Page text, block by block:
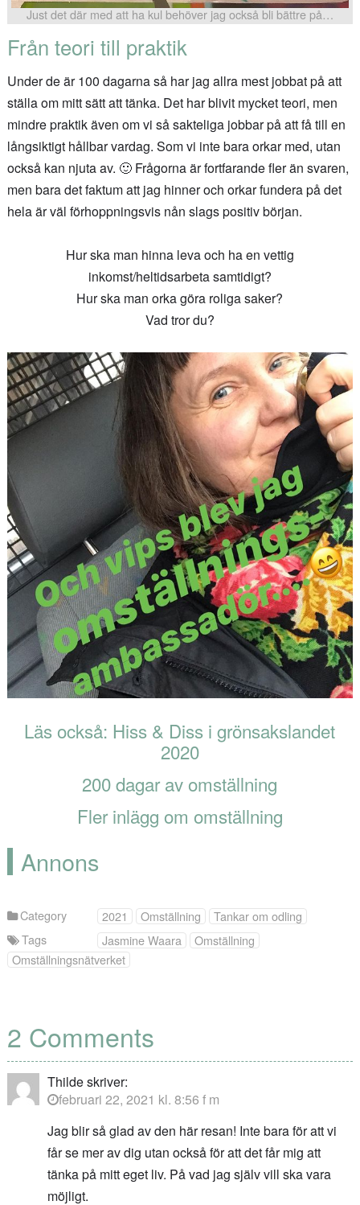
Just det där med att ha kul behöver jag också bli bättre på…
Från teori till praktik
Under de är 100 dagarna så har jag allra mest jobbat på att
ställa om mitt sätt att tänka. Det har blivit mycket teori, men
mindre praktik även om vi så sakteliga jobbar på att få till en
långsiktigt hållbar vardag. Som vi inte bara orkar med, utan
också kan njuta av. 🙂 Frågorna är fortfarande fler än svaren,
men bara det faktum att jag hinner och orkar fundera på det
hela är väl förhoppningsvis nån slags positiv början.
Hur ska man hinna leva och ha en vettig
inkomst/heltidsarbeta samtidigt?
Hur ska man orka göra roliga saker?
Vad tror du?
Läs också: Hiss & Diss i grönsakslandet
2020
200 dagar av omställning
Fler inlägg om omställning
Annons
Category 2021 Omställning
Tankar om odling
Tags
Jasmine Waara
Omställning
Omställningsnätverket
2 Comments
Thildeskriver:
februari 22, 2021 kl. 8:56 f m
Jag blir så glad av den här resan! Inte bara för att vi
får se mer av dig utan också för att det får mig att
tänka på mitt eget liv. På vad jag själv vill ska vara
möjligt.